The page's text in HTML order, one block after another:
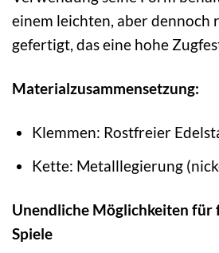
einem leichten, aber dennoch
gefertigt, das eine hohe
Materialzusammensetzung:
Klemmen: Rostfreier
Kette: Metalllegierung
Unendliche Möglichkeiten für
Spiele